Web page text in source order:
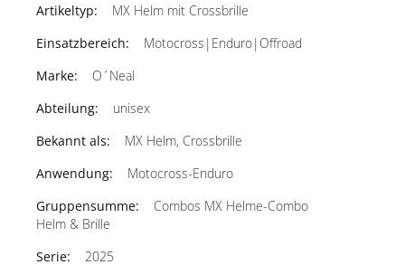
MX Helm mit Crossbrille
Motocross|Enduro|Offroad
O´Neal
unisex
MX Helm, Crossbrille
Motocross-Enduro
Combos MX Helme-Combo
Helm & Brille
2025